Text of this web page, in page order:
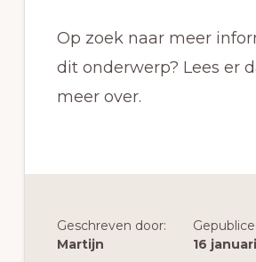
Op zoek naar meer
dit onderwerp? Lees er
meer over.
Geschreven door:
Martijn
16